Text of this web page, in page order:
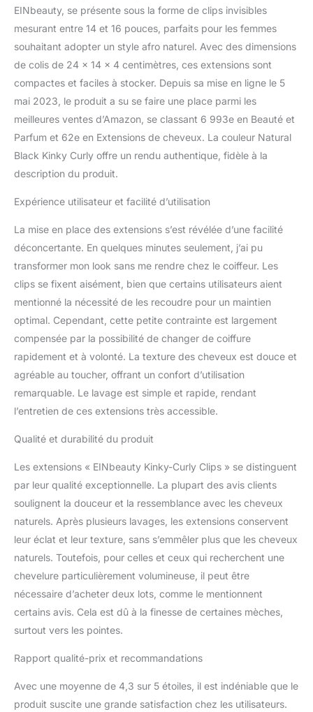
cheveux. La couleur
naturelle des cheveux
noirs les fait ressembler à
vos propres cheveux,
doux comme vos
propres cheveux
naturels, sans nœuds ni
chute. Surprenez les
gens avec vos cheveux
pleins et volumineux.
Bien sûr, les extensions à
teinte 27#. 【Achat et
minute investie devrait
apporter un bénéfice
maximal. Nos extensions
capillaires Clip-In sont un
investissement dans la
beauté, la qualité et
l'authenticité. Chaque
précisément pour une
expérience de mode
unique et un rapport
qualité-prix imbattable.
cheveux est un point clé
dans votre voyage vers
nous pour un
investissement judicieux.
【Rapide et pratique:】
Plus besoin de rendre
visite à un coiffeur à
l'avance pour votre
Les clips stables avec
une couche de
caoutchouc doux
garantissent la
Les extensions de
rapides à mettre, prenant
EINbeauty, se présente sous la forme de clips invisibles
mesurant entre 14 et 16 pouces, parfaits pour les femmes
souhaitant adopter un style afro naturel. Avec des dimensions
de colis de 24 x 14 x 4 centimètres, ces extensions sont
compactes et faciles à stocker. Depuis sa mise en ligne le 5
mai 2023, le produit a su se faire une place parmi les
meilleures ventes d’Amazon, se classant 6 993e en Beauté et
Parfum et 62e en Extensions de cheveux. La couleur Natural
Black Kinky Curly offre un rendu authentique, fidèle à la
description du produit.
Expérience utilisateur et facilité d’utilisation
La mise en place des extensions s’est révélée d’une facilité
déconcertante. En quelques minutes seulement, j’ai pu
transformer mon look sans me rendre chez le coiffeur. Les
clips se fixent aisément, bien que certains utilisateurs aient
mentionné la nécessité de les recoudre pour un maintien
optimal. Cependant, cette petite contrainte est largement
compensée par la possibilité de changer de coiffure
rapidement et à volonté. La texture des cheveux est douce et
agréable au toucher, offrant un confort d’utilisation
remarquable. Le lavage est simple et rapide, rendant
l’entretien de ces extensions très accessible.
Qualité et durabilité du produit
Les extensions « EINbeauty Kinky-Curly Clips » se distinguent
par leur qualité exceptionnelle. La plupart des avis clients
soulignent la douceur et la ressemblance avec les cheveux
naturels. Après plusieurs lavages, les extensions conservent
leur éclat et leur texture, sans s’emmêler plus que les cheveux
naturels. Toutefois, pour celles et ceux qui recherchent une
chevelure particulièrement volumineuse, il peut être
nécessaire d’acheter deux lots, comme le mentionnent
certains avis. Cela est dû à la finesse de certaines mèches,
surtout vers les pointes.
Rapport qualité-prix et recommandations
Avec une moyenne de 4,3 sur 5 étoiles, il est indéniable que le
produit suscite une grande satisfaction chez les utilisateurs.